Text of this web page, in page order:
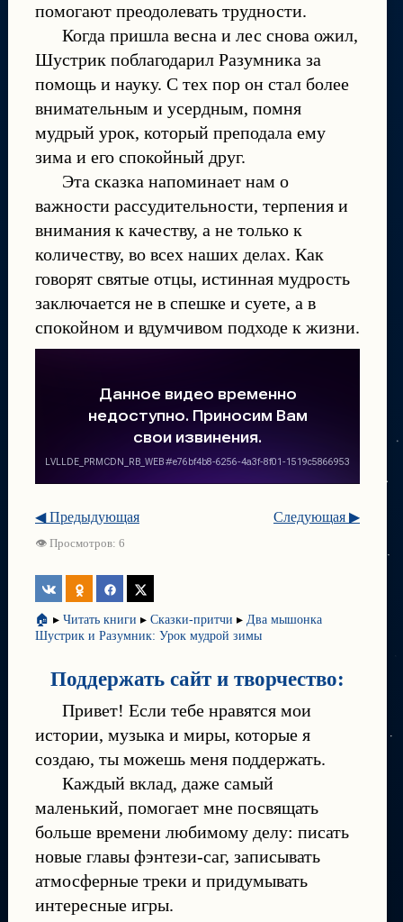
помогают преодолевать трудности.
Когда пришла весна и лес снова ожил,
Шустрик поблагодарил Разумника за
помощь и науку. С тех пор он стал более
внимательным и усердным, помня
мудрый урок, который преподала ему
зима и его спокойный друг.
Эта сказка напоминает нам о
важности рассудительности, терпения и
внимания к качеству, а не только к
количеству, во всех наших делах. Как
говорят святые отцы, истинная мудрость
заключается не в спешке и суете, а в
спокойном и вдумчивом подходе к жизни.
Следующая ▶
◀ Предыдующая
👁 Просмотров: 6
🏠 ▸ Читать книги ▸ Сказки-притчи ▸ Два мышонка
Шустрик и Разумник: Урок мудрой зимы
Поддержать сайт и творчество:
Привет! Если тебе нравятся мои
истории, музыка и миры, которые я
создаю, ты можешь меня поддержать.
Каждый вклад, даже самый
маленький, помогает мне посвящать
больше времени любимому делу: писать
новые главы фэнтези-саг, записывать
атмосферные треки и придумывать
интересные игры.